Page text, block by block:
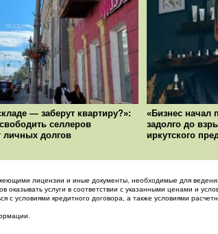
— заберут квартиру?»:
селлеров
личных долгов
«Бизнес начал
задолго до
иркутского
лицензии и иные документы, необходимые для
оказывать услуги в соответствии с указанными ценами и
условиями кредитного договора, а также условиями